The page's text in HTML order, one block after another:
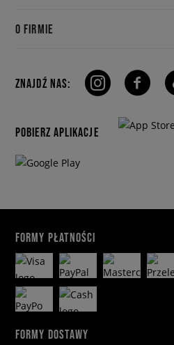
O FIRMIE
ZNAJDŹ NAS:
POBIERZ APLIKACJE
FORMY PŁATNOŚCI
FORMY DOSTAWY